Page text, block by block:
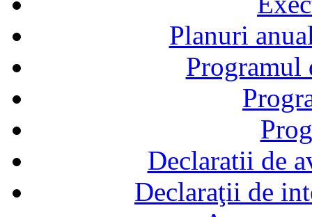
Planuri
Declaratii de
Declaraţii de